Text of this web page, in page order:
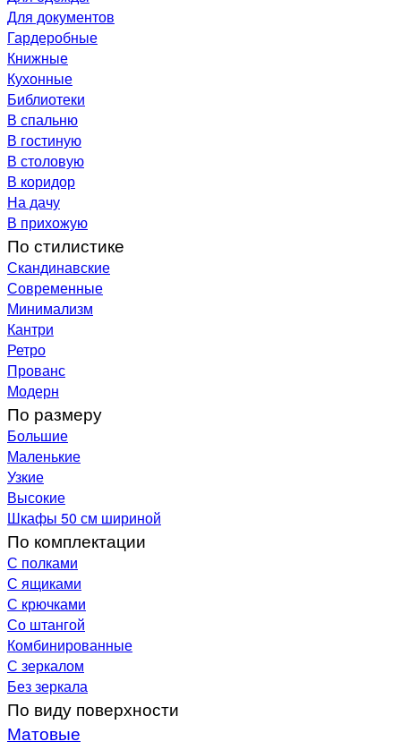
Для документов
Гардеробные
Книжные
Кухонные
Библиотеки
В спальню
В гостиную
В столовую
В коридор
На дачу
В прихожую
По стилистике
Скандинавские
Современные
Минимализм
Кантри
Ретро
Прованс
Модерн
По размеру
Большие
Маленькие
Узкие
Высокие
Шкафы 50 см шириной
По комплектации
С полками
С ящиками
С крючками
Со штангой
Комбинированные
С зеркалом
Без зеркала
По виду поверхности
Матовые